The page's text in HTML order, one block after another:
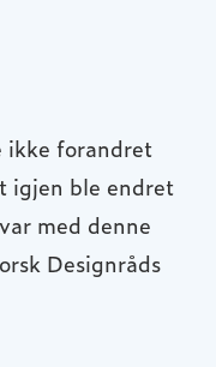
ikke forandret
igjen ble endret
med denne
Designråds